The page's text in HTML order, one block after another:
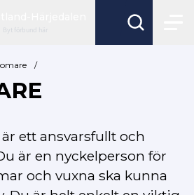
Härjedalen
Byt förbund här
/
ett ansvarsfullt och
är en nyckelperson för
och vuxna ska kunna